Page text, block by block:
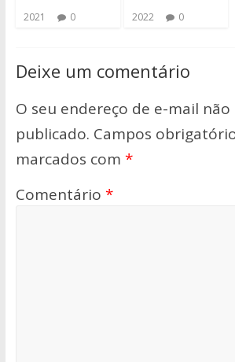
2021
0
2022
0
Deixe um comentário
O seu endereço de e-mail não
publicado. Campos
marcados com *
Comentário *